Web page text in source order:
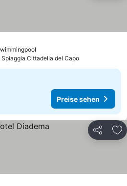
Spiaggia Cittadella del Capo
Preise sehen
Teilen